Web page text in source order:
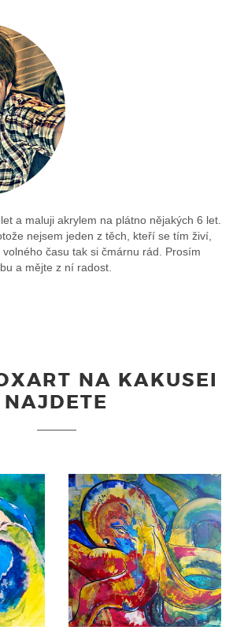
a maluji akrylem na plátno nějakých 6 let.
nejsem jeden z těch, kteří se tím živí,
času tak si čmárnu rád. Prosím
a mějte z ní radost.
NA KAKUSEI
NAJDETE